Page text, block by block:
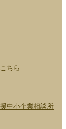
ちら
中小企業相談所